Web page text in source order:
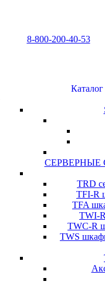
8-800-200-40-53
TRD
TFI-R
TFA
TWI-
TWC-R
TWS